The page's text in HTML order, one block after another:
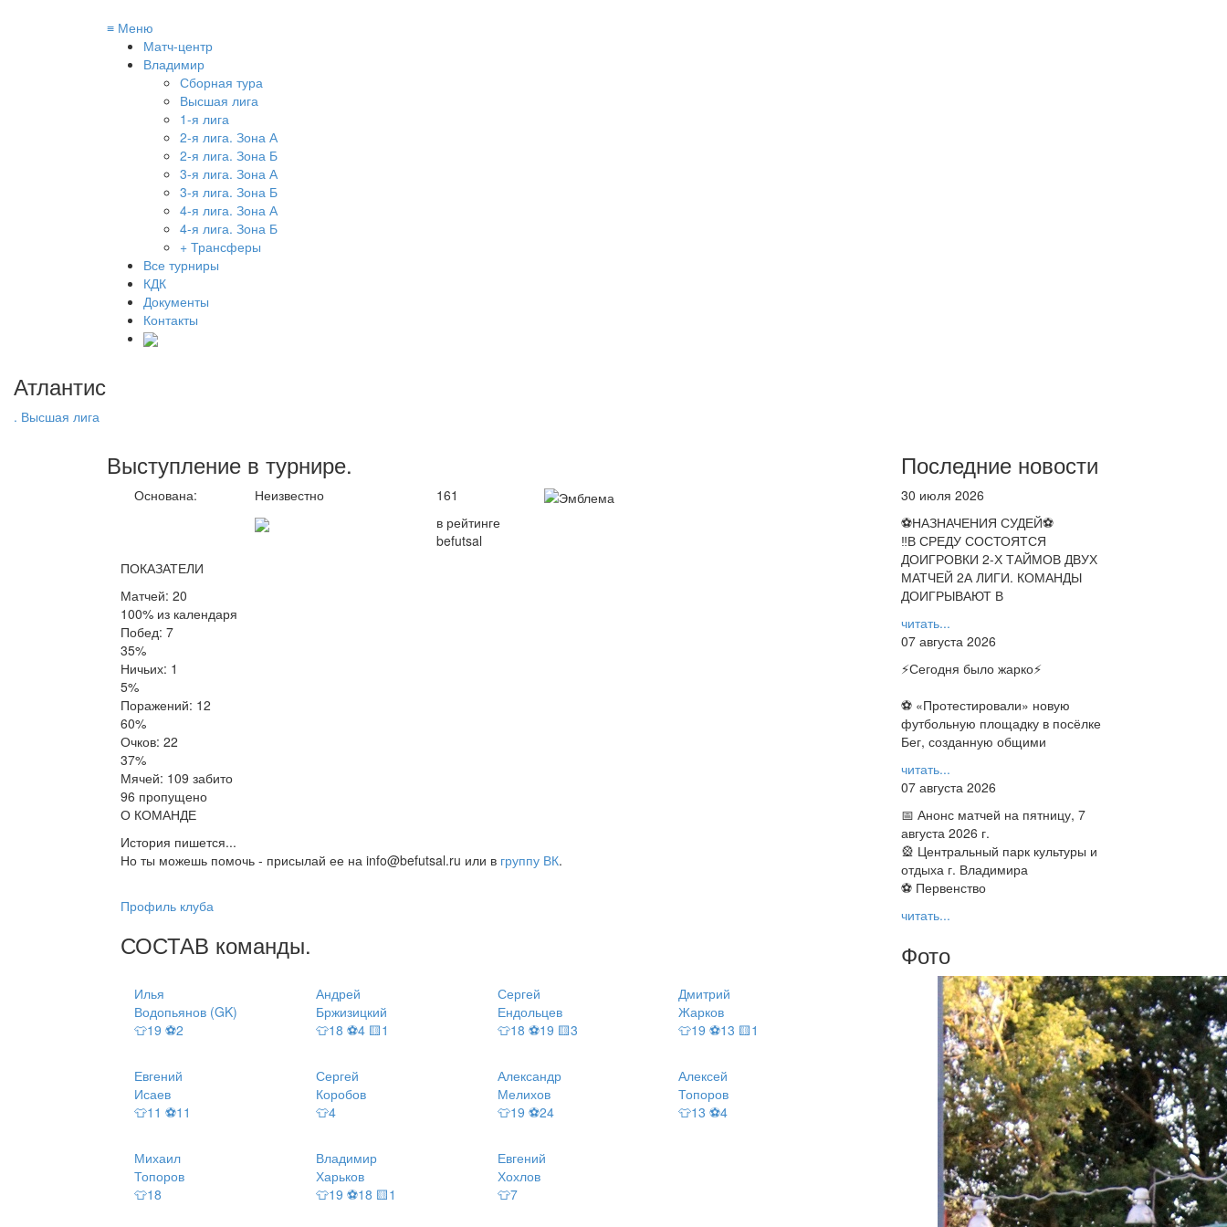
≡ Меню
Матч-центр
Владимир
Сборная тура
Высшая лига
1-я лига
2-я лига. Зона А
2-я лига. Зона Б
3-я лига. Зона А
3-я лига. Зона Б
4-я лига. Зона А
4-я лига. Зона Б
+ Трансферы
Все турниры
КДК
Документы
Контакты
Атлантис
. Высшая лига
Выступление в турнире.
Основана: Неизвестно
161
в рейтинге
befutsal
ПОКАЗАТЕЛИ
Матчей: 20
100% из календаря
Побед: 7
35%
Ничьих: 1
5%
Поражений: 12
60%
Очков: 22
37%
Мячей: 109 забито
96 пропущено
О КОМАНДЕ
История пишется...
Но ты можешь помочь - присылай ее на info@befutsal.ru или в группу ВК.
Профиль клуба
СОСТАВ команды.
Илья
Водопьянов (GK)
👕19 ⚽2
Андрей
Бржизицкий
👕18 ⚽4 🟨1
Сергей
Ендольцев
👕18 ⚽19 🟨3
Дмитрий
Жарков
👕19 ⚽13 🟨1
Евгений
Исаев
👕11 ⚽11
Сергей
Коробов
👕4
Александр
Мелихов
👕19 ⚽24
Алексей
Топоров
👕13 ⚽4
Михаил
Топоров
👕18
Владимир
Харьков
👕19 ⚽18 🟨1
Евгений
Хохлов
👕7
Последние новости
30 июля 2026
⚽НАЗНАЧЕНИЯ СУДЕЙ⚽
‼В СРЕДУ СОСТОЯТСЯ
ДОИГРОВКИ 2-Х ТАЙМОВ ДВУХ
МАТЧЕЙ 2А ЛИГИ. КОМАНДЫ
ДОИГРЫВАЮТ В
читать...
07 августа 2026
⚡️Сегодня было жарко⚡️
⚽ ️«Протестировали» новую
футбольную площадку в посёлке
Бег, созданную общими
читать...
07 августа 2026
📅 Анонс матчей на пятницу, 7
августа 2026 г.
🎡 Центральный парк культуры и
отдыха г. Владимира
⚽ Первенство
читать...
Фото